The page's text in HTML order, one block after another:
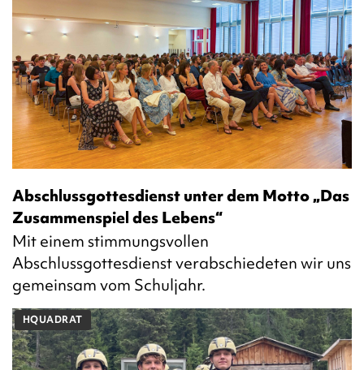
Abschlussgottesdienst unter dem Motto „Das
Zusammenspiel des Lebens“
Mit einem stimmungsvollen
Abschlussgottesdienst verabschiedeten wir uns
gemeinsam vom Schuljahr.
HQUADRAT